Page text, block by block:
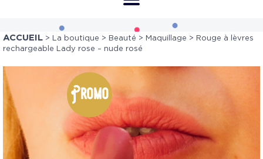
ACCUEIL > La boutique > Beauté > Maquillage > Rouge à lèvres
rechargeable Lady rose – nude rosé
Promo